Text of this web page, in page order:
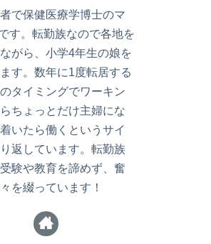
で保健医療学博士のマ
す。転勤族なので各地を
がら、小学4年生の娘を
す。数年に1度転居する
タイミングでワーキン
ちょっとだけ主婦にな
いたら働くというサイ
返しています。転勤族
験や教育を諦めず、奮
を綴っています！